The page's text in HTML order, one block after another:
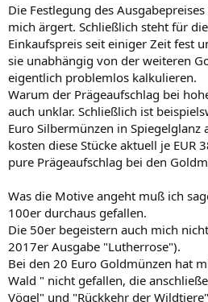
Die Festlegung des
mich ärgert. Schließlich steht für
Einkaufspreis seit einiger Zeit fest
sie unabhängig von der weiteren
eigentlich problemlos kalkulieren.
Warum der Prägeaufschlag bei
auch unklar. Schließlich ist
Euro Silbermünzen in
kosten diese Stücke aktuell je EUR
pure Prägeaufschlag bei den
Was die Motive angeht muß ich
100er durchaus gefallen.
Die 50er begeistern auch mich
2017er Ausgabe "Lutherrose").
Bei den 20 Euro Goldmünzen hat
Wald " nicht gefallen, die
Vögel" und "Rückkehr der